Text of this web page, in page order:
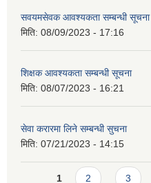
सवयमसेवक आवश्यकता सम्बन्धी सूचना
मिति: 08/09/2023 - 17:16
शिक्षक आवश्यकता सम्बन्धी सूचना
मिति: 08/07/2023 - 16:21
सेवा करारमा लिने सम्बन्धी सुचना
मिति: 07/21/2023 - 14:15
Pages
1 2 3